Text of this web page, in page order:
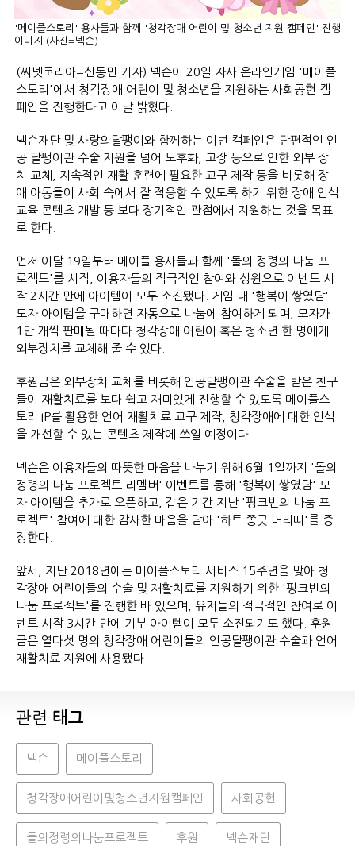
'메이플스토리' 용사들과 함께 '청각장애 어린이 및 청소년 지원 캠페인' 진행
이미지 (사진=넥슨)
(씨넷코리아=신동민 기자) 넥슨이 20일 자사 온라인게임 '메이플
스토리'에서 청각장애 어린이 및 청소년을 지원하는 사회공헌 캠
페인을 진행한다고 이날 밝혔다.
넥슨재단 및 사랑의달팽이와 함께하는 이번 캠페인은 단편적인 인
공 달팽이관 수술 지원을 넘어 노후화, 고장 등으로 인한 외부 장
치 교체, 지속적인 재활 훈련에 필요한 교구 제작 등을 비롯해 장
애 아동들이 사회 속에서 잘 적응할 수 있도록 하기 위한 장애 인식
교육 콘텐츠 개발 등 보다 장기적인 관점에서 지원하는 것을 목표
로 한다.
먼저 이달 19일부터 메이플 용사들과 함께 '돌의 정령의 나눔 프
로젝트'를 시작, 이용자들의 적극적인 참여와 성원으로 이벤트 시
작 2시간 만에 아이템이 모두 소진됐다. 게임 내 '행복이 쌓였담'
모자 아이템을 구매하면 자동으로 나눔에 참여하게 되며, 모자가
1만 개씩 판매될 때마다 청각장애 어린이 혹은 청소년 한 명에게
외부장치를 교체해 줄 수 있다.
후원금은 외부장치 교체를 비롯해 인공달팽이관 수술을 받은 친구
들이 재활치료를 보다 쉽고 재미있게 진행할 수 있도록 메이플스
토리 IP를 활용한 언어 재활치료 교구 제작, 청각장애에 대한 인식
을 개선할 수 있는 콘텐츠 제작에 쓰일 예정이다.
넥슨은 이용자들의 따뜻한 마음을 나누기 위해 6월 1일까지 '돌의
정령의 나눔 프로젝트 리멤버' 이벤트를 통해 '행복이 쌓였담' 모
자 아이템을 추가로 오픈하고, 같은 기간 지난 '핑크빈의 나눔 프
로젝트' 참여에 대한 감사한 마음을 담아 '하트 쫑긋 머리띠'를 증
정한다.
앞서, 지난 2018년에는 메이플스토리 서비스 15주년을 맞아 청
각장애 어린이들의 수술 및 재활치료를 지원하기 위한 '핑크빈의
나눔 프로젝트'를 진행한 바 있으며, 유저들의 적극적인 참여로 이
벤트 시작 3시간 만에 기부 아이템이 모두 소진되기도 했다. 후원
금은 열다섯 명의 청각장애 어린이들의 인공달팽이관 수술과 언어
재활치료 지원에 사용됐다
관련 태그
넥슨 메이플스토리
청각장애어린이및청소년지원캠페인 사회공헌
돌의정령의나눔프로젝트 후원 넥슨재단